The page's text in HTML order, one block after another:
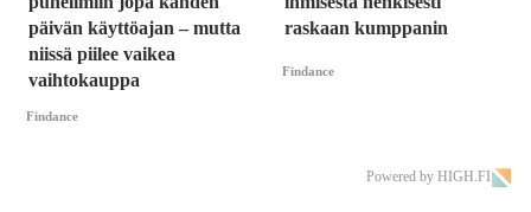
päivän käyttöajan – mutta
niissä piilee vaikea
vaihtokauppa
Findance
raskaan kumppanin
Findance
Powered by HIGH.FI